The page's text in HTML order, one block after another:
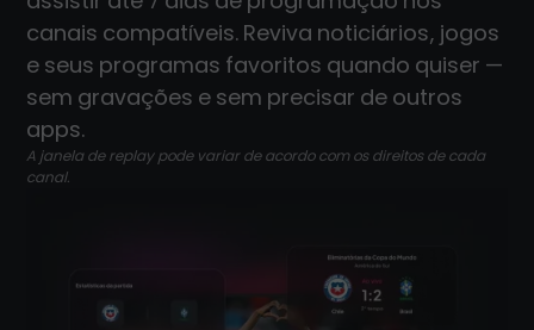
canais compatíveis. Reviva noticiários, jogos
e seus programas favoritos quando quiser —
sem gravações e sem precisar de outros
apps.
A janela de replay pode variar de acordo com os direitos de cada
canal.